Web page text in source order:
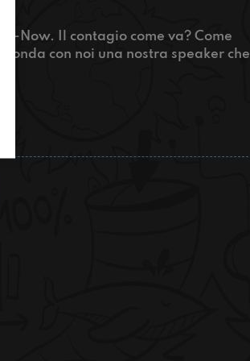
Now. Il contagio come va? Come
onda con noi una nostra speaker che